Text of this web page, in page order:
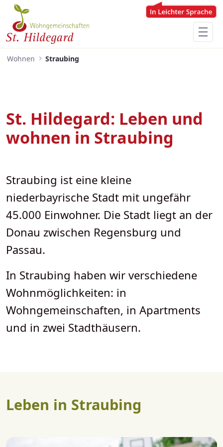
Zum Hauptinhalt springen
Menü für Barrierefreiheit öffnen
Wohnen Straubing
St. Hildegard: Leben und
wohnen in Straubing
Straubing ist eine kleine
niederbayrische Stadt mit ungefähr
45.000 Einwohner. Die Stadt liegt an der
Donau zwischen Regensburg und
Passau.
In Straubing haben wir verschiedene
Wohnmöglichkeiten: in
Wohngemeinschaften, in Apartments
und in zwei Stadthäusern.
Leben in Straubing